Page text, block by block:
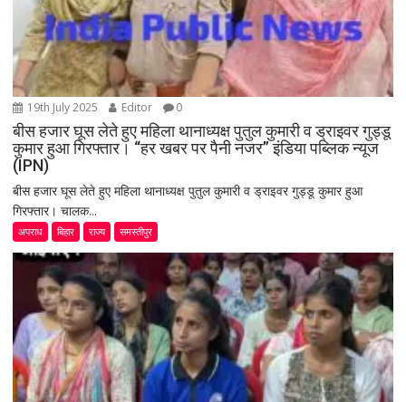
19th July 2025 Editor 0
बीस हजार घूस लेते हुए महिला थानाध्यक्ष पुतुल कुमारी व ड्राइवर गुड्डू
कुमार हुआ गिरफ्तार। “हर खबर पर पैनी नजर” इंडिया पब्लिक न्यूज
(IPN)
बीस हजार घूस लेते हुए महिला थानाध्यक्ष पुतुल कुमारी व ड्राइवर गुड्डू कुमार हुआ
गिरफ्तार। चालक...
अपराध बिहार राज्य समस्तीपुर